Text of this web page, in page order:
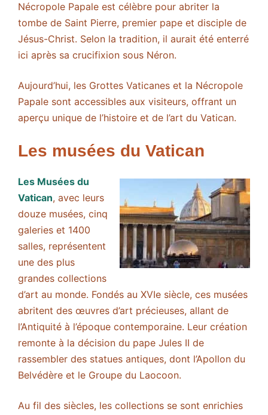
Nécropole Papale est célèbre pour abriter la
tombe de Saint Pierre, premier pape et disciple de
Jésus-Christ. Selon la tradition, il aurait été enterré
ici après sa crucifixion sous Néron.
Aujourd’hui, les Grottes Vaticanes et la Nécropole
Papale sont accessibles aux visiteurs, offrant un
aperçu unique de l’histoire et de l’art du Vatican.
Les musées du Vatican
Les Musées du
Vatican, avec leurs
douze musées, cinq
galeries et 1400
salles, représentent
une des plus
grandes collections
d’art au monde. Fondés au XVIe siècle, ces musées
abritent des œuvres d’art précieuses, allant de
l’Antiquité à l’époque contemporaine. Leur création
remonte à la décision du pape Jules II de
rassembler des statues antiques, dont l’Apollon du
Belvédère et le Groupe du Laocoon.
Au fil des siècles, les collections se sont enrichies